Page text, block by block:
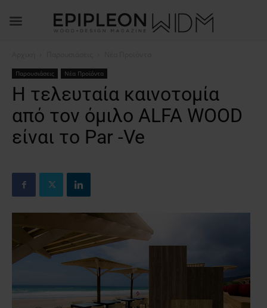
Παρουσιάσεις Νέα Προϊόντα
Η τελευταία καινοτομία
από τον όμιλο ALFA WOOD
είναι το Par -Ve